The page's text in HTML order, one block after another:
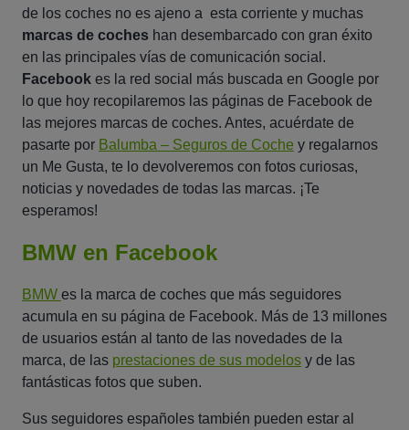
de los coches no es ajeno a esta corriente y muchas
marcas de coches han desembarcado con gran éxito
en las principales vías de comunicación social.
Facebook es la red social más buscada en Google por
lo que hoy recopilaremos las páginas de Facebook de
las mejores marcas de coches. Antes, acuérdate de
pasarte por Balumba – Seguros de Coche y regalarnos
un Me Gusta, te lo devolveremos con fotos curiosas,
noticias y novedades de todas las marcas. ¡Te
esperamos!
BMW en Facebook
BMW es la marca de coches que más seguidores
acumula en su página de Facebook. Más de 13 millones
de usuarios están al tanto de las novedades de la
marca, de las prestaciones de sus modelos y de las
fantásticas fotos que suben.
Sus seguidores españoles también pueden estar al